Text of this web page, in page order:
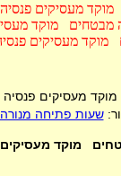
מעסיקים פנסיה
מבטחים מוקד
מעסיקים
מעסיקים
שעות פתיחה
מוקד מעסיקים